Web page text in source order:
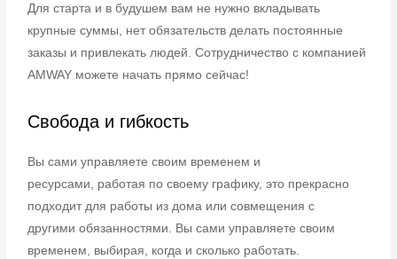
Для старта и в будушем вам не нужно вкладывать
крупные суммы, нет обязательств делать постоянные
заказы и привлекать людей. Сотрудничество с компанией
AMWAY можете начать прямо сейчас!
Свобода и гибкость
Вы сами управляете своим временем и
ресурсами, работая по своему графику, это прекрасно
подходит для работы из дома или совмещения с
другими обязанностями. Вы сами управляете своим
временем, выбирая, когда и сколько работать.